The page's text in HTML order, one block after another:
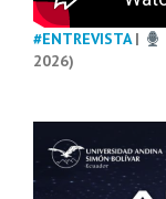
#ENTREVISTA|
2026)